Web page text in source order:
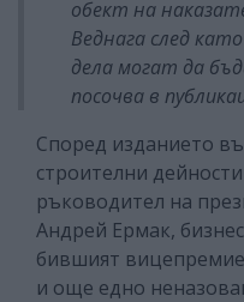
обект на
Веднага след
дела могат да
посочва в
Според изданието
строителни
ръководител на
Андрей Ермак,
бившият
и още едно